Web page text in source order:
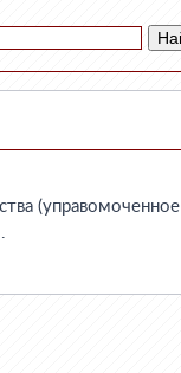
(управомоченное